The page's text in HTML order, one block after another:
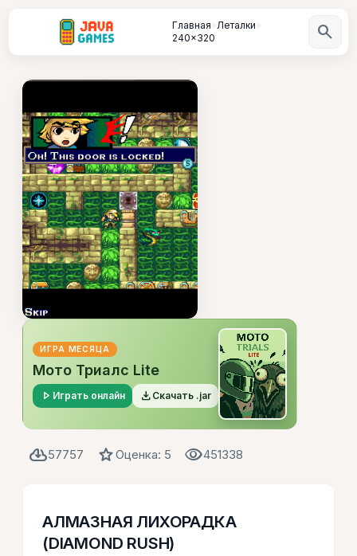
Главная»Леталки»
240x320
search
ИГРА МЕСЯЦА
Мото Триалс Lite
play_arrow Играть онлайн file_download Скачать .jar
cloud_download57757 starОценка: 5 visibility451338
АЛМАЗНАЯ ЛИХОРАДКА
(DIAMOND RUSH)